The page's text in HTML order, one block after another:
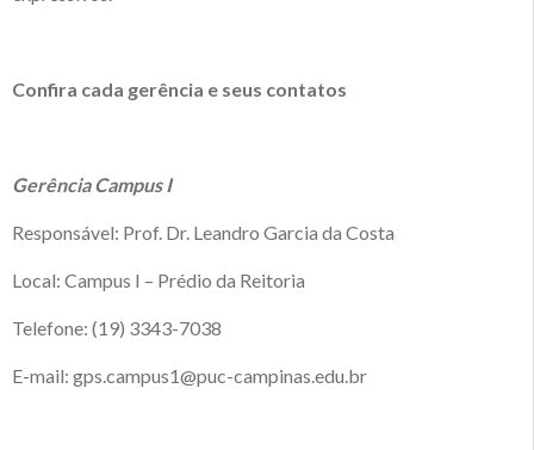
Confira cada gerência e seus contatos
Gerência Campus I
Responsável: Prof. Dr. Leandro Garcia da Costa
Local: Campus I – Prédio da Reitoria
Telefone: (19) 3343-7038
E-mail: gps.campus1@puc-campinas.edu.br